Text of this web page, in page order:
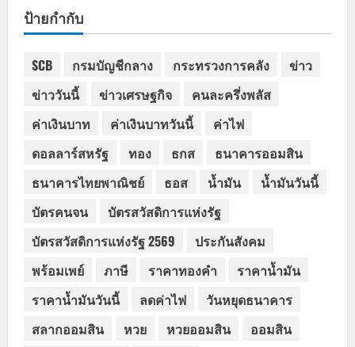
ป้ายกำกับ
SCB กรมบัญชีกลาง กระทรวงการคลัง
ข่าว
ข่าววันนี้
ข่าวเศรษฐกิจ
คนละครึ่งพลัส
ค่าเงินบาท
ค่าเงินบาทวันนี้
ค่าไฟ
ดอลลาร์สหรัฐ
ทอง ธกส
ธนาคารออมสิน
ธนาคารไทยพาณิชย์
ธอส น้ำมัน
น้ำมันวันนี้
บัตรคนจน
บัตรสวัสดิการแห่งรัฐ
บัตรสวัสดิการแห่งรัฐ 2569
ประกันสังคม
พร้อมเพย์
ภาษี ราคาทองคำ
ราคาน้ำมัน
ราคาน้ำมันวันนี้
ลดค่าไฟ
วันหยุดธนาคาร
สลากออมสิน
หวย หวยออมสิน
ออมสิน